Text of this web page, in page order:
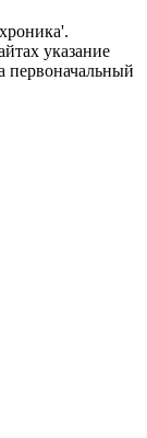
указание
первоначальный